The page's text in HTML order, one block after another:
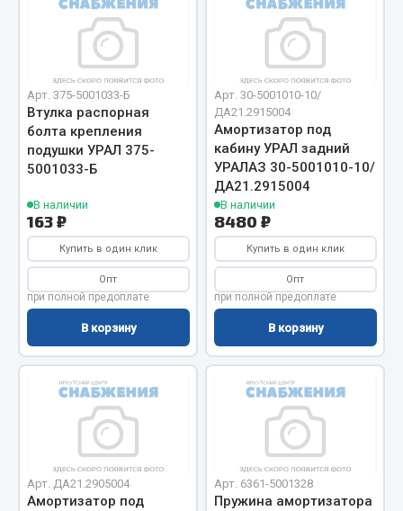
Режущий инструмент
Силовое оборудование
Слесарный инструмент
Столярный инструмент
Показать ещё
Весь раздел
Цепи подъёмные
РТИ
Кольца уплотнительные
Лента конвейерная
Паронит
Патрубки
Прокладки
Арт. 375-5001033-Б
Втулка распорная
болта крепления
подушки УРАЛ 375-
5001033-Б
В наличии
163 ₽
Купить в один клик
Опт
при полной предоплате
В корзину
Арт. 30-5001010-10/
ДA21.2915004
Амортизатор под
кабину УРАЛ задний
УРАЛАЗ 30-5001010-10/
ДA21.2915004
В наличии
8480 ₽
Купить в один клик
Опт
при полной предоплате
В корзину
Арт. ДА21.2905004
Амортизатор под
Арт. 6361-5001328
Пружина амортизатора